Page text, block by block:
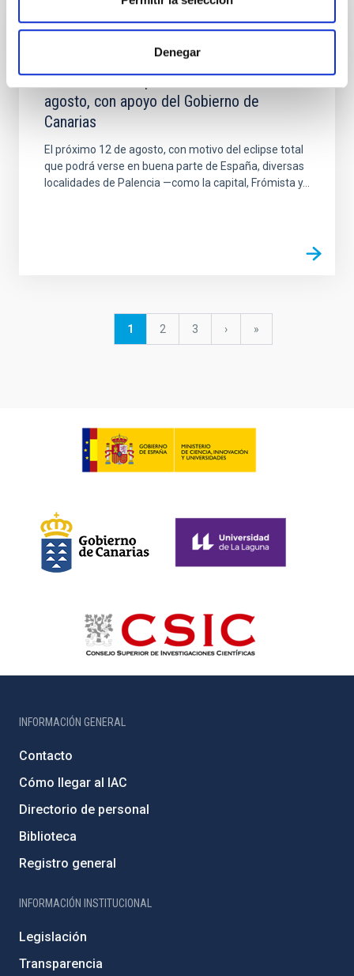
Denegar
NOTICIA
El IAC arranca en Palencia el experimento
NATE con el eclipse total de Sol del 12 de
agosto, con apoyo del Gobierno de
Canarias
El próximo 12 de agosto, con motivo del eclipse total
que podrá verse en buena parte de España, diversas
localidades de Palencia —como la capital, Frómista y...
Página
1 Página
2 Página
3
Siguiente
›
última
»
INFORMACIÓN GENERAL
Contacto
Cómo llegar al IAC
Directorio de personal
Biblioteca
Registro general
INFORMACIÓN INSTITUCIONAL
Legislación
Transparencia